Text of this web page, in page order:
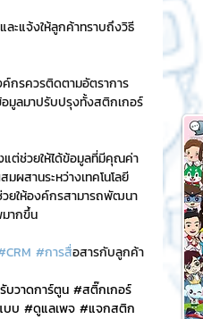
ะแจ้งให้ลูกค้าทราบถึงวิธี
กรควรติดตามอัตราการ
มูลมาปรับปรุงทั้งสติกเกอร์
แต่ช่วยให้ได้ข้อมูลที่มีคุณค่า
สานระหว่างเทคโนโลยี
ยให้องค์กรสามารถพัฒนา
ากขึ้น
#การสื่อสารกับลูกค้า
ับวาดการ์ตูน #สติ๊กเกอร์
บบ #ดูแลเพจ #แจกสติก